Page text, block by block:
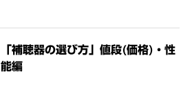
「補聴器の選び方」値段(価格)・性
能編